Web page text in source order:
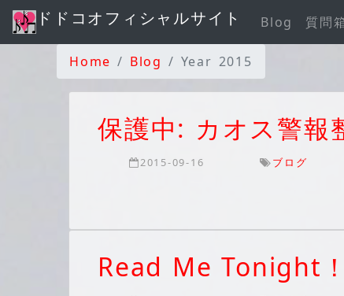
ドドコオフィシャルサイト Blog 質問
Home Blog Year 2015
保護中: カオス警報
2015-09-16 ブログ
Read Me Tonight